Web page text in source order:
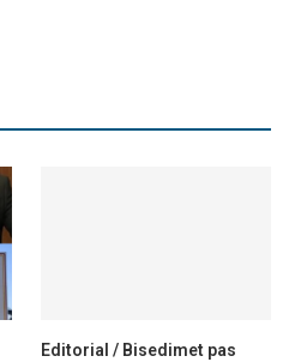
Editorial / Bisedimet pas